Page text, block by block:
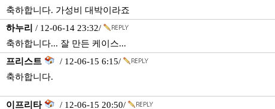
축하합니다. 가성비 대박이라죠
하누리 / 12-06-14 23:32/
축하합니다... 잘 만든 케이스...
프리스트
/ 12-06-15 6:15/
축하합니다.
이프리타 / 12-06-15 20:50/